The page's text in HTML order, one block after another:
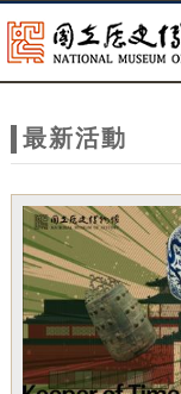
網
站
主
題
最新活動